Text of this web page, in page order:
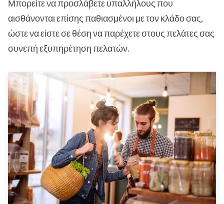
Μπορείτε να προσλάβετε υπαλλήλους που
αισθάνονται επίσης παθιασμένοι με τον κλάδο σας,
ώστε να είστε σε θέση να παρέχετε στους πελάτες σας
συνεπή εξυπηρέτηση πελατών.